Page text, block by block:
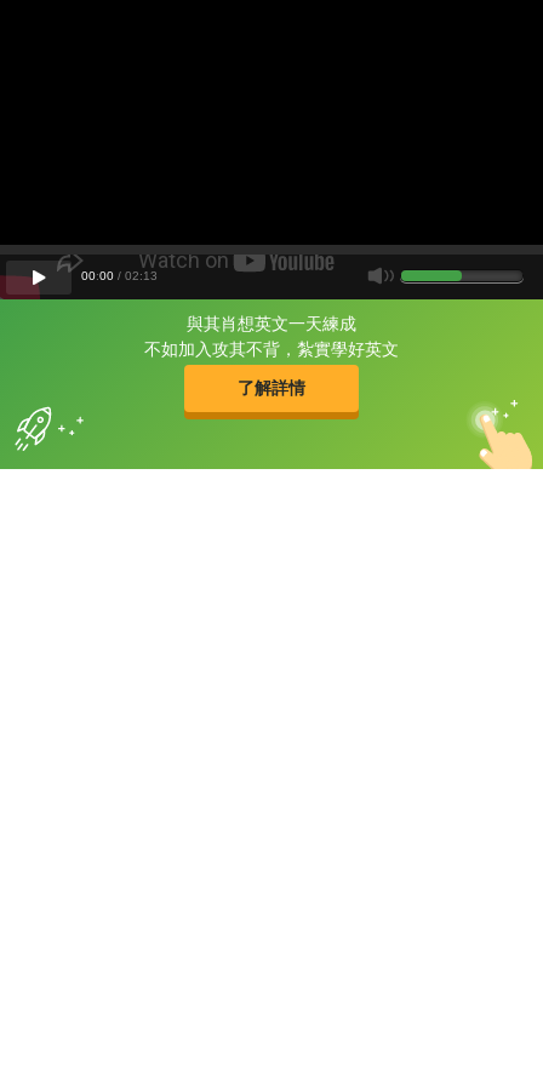
與其肖想英文一天練成
不如加入攻其不背，紮實學好英文
了解詳情
片尾有
攻其不背
的品牌故事
00:00 / 02:13